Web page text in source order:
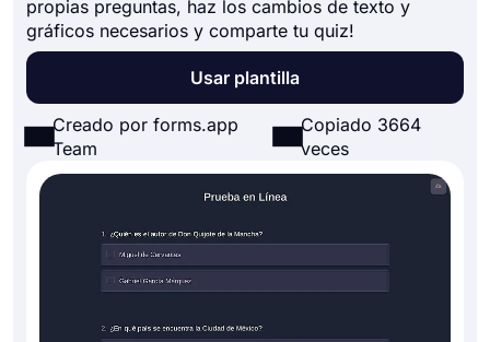
propias preguntas, haz los cambios de texto y
gráficos necesarios y comparte tu quiz!
Usar plantilla
Creado por forms.app
Team
Copiado 3664
veces